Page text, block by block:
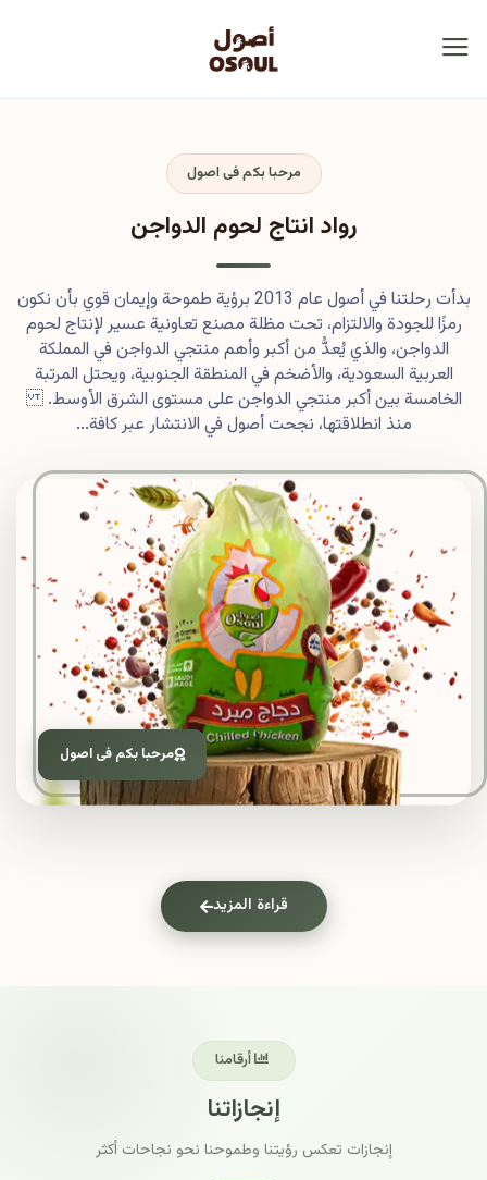
مرحبا بكم فى اصول
مرحبا بكم فى اصول
رواد انتاج لحوم الدواجن
بدأت رحلتنا في أصول عام 2013 برؤية طموحة وإيمان قوي بأن نكون
رمزًا للجودة والالتزام، تحت مظلة مصنع تعاونية عسير لإنتاج لحوم
الدواجن، والذي يُعدُّ من أكبر وأهم منتجي الدواجن في المملكة
العربية السعودية، والأضخم في المنطقة الجنوبية، ويحتل المرتبة
الخامسة بين أكبر منتجي الدواجن على مستوى الشرق الأوسط.
منذ انطلاقتها، نجحت أصول في الانتشار عبر كافة...
قراءة المزيد
أرقامنا
إنجازاتنا
إنجازات تعكس رؤيتنا وطموحنا نحو نجاحات أكثر